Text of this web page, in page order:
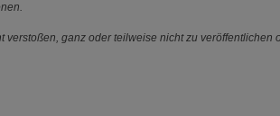
ganz oder teilweise nicht zu veröffentlichen